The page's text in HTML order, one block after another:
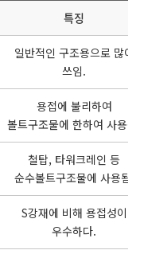
특징
일반적인 구조용으로 많이
쓰임.
용접에 불리하여
볼트구조물에 한하여 사용됨.
철탑, 타워크레인 등
순수볼트구조물에 사용됨.
S강재에 비해 용접성이
우수하다.